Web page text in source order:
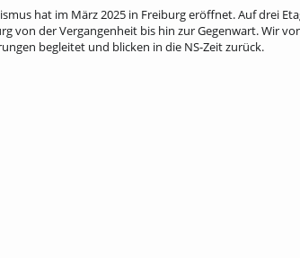
hat im März 2025 in Freiburg eröffnet. Auf drei
von der Vergangenheit bis hin zur Gegenwart. Wir
begleitet und blicken in die NS-Zeit zurück.